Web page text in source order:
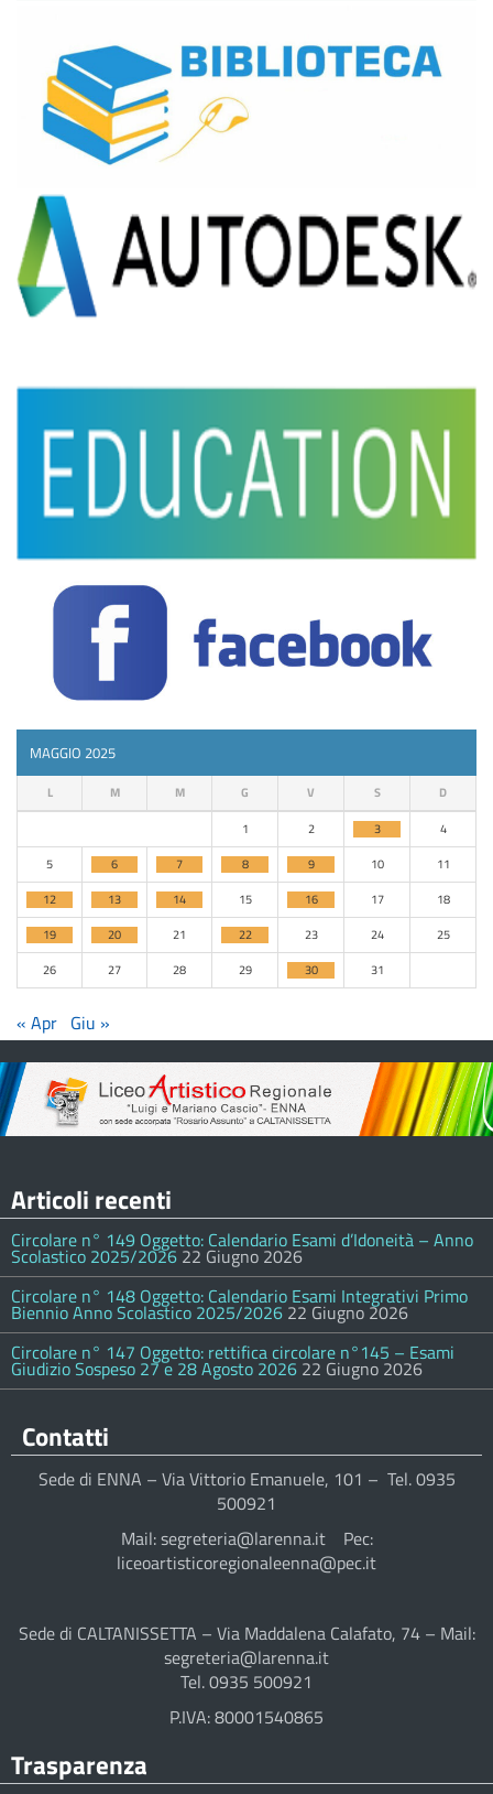
MAGGIO 2025
L M M G V S D
1 2 3
4
5
6 7 8 9 10
11
12
13 14 15 16 17
18
19
20 21 22 23 24
25
26
27 28 29 30 31
« Apr Giu »
Articoli recenti
Circolare n° 149 Oggetto: Calendario Esami d’Idoneità – Anno
Scolastico 2025/2026 22 Giugno 2026
Circolare n° 148 Oggetto: Calendario Esami Integrativi Primo
Biennio Anno Scolastico 2025/2026 22 Giugno 2026
Circolare n° 147 Oggetto: rettifica circolare n°145 – Esami
Giudizio Sospeso 27 e 28 Agosto 2026 22 Giugno 2026
Contatti
Sede di ENNA – Via Vittorio Emanuele, 101 – Tel. 0935
500921
Mail: segreteria@larenna.it Pec:
liceoartisticoregionaleenna@pec.it
Sede di CALTANISSETTA – Via Maddalena Calafato, 74 – Mail:
segreteria@larenna.it
Tel. 0935 500921
P.IVA: 80001540865
Trasparenza